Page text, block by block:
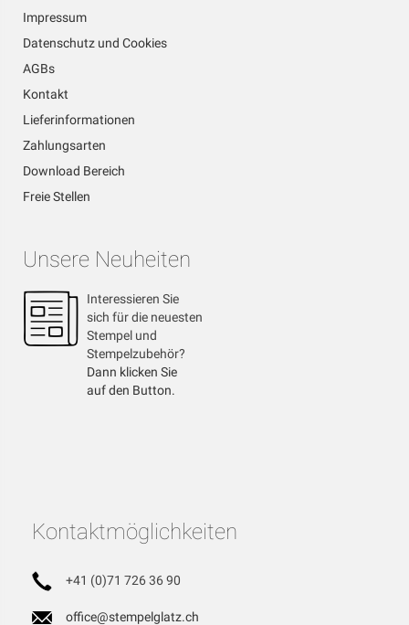
Impressum
Datenschutz und Cookies
AGBs
Kontakt
Lieferinformationen
Zahlungsarten
Download Bereich
Freie Stellen
Unsere Neuheiten
Interessieren Sie
sich für die neuesten
Stempel und
Stempelzubehör?
Dann klicken Sie
auf den Button.
Kontaktmöglichkeiten
+41 (0)71 726 36 90
office@stempelglatz.ch